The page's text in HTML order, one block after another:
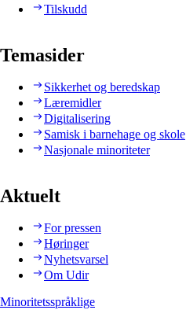
Tilskudd
Temasider
Sikkerhet og beredskap
Læremidler
Digitalisering
Samisk i barnehage og skole
Nasjonale minoriteter
Aktuelt
For pressen
Høringer
Nyhetsvarsel
Om Udir
Minoritetsspråklige